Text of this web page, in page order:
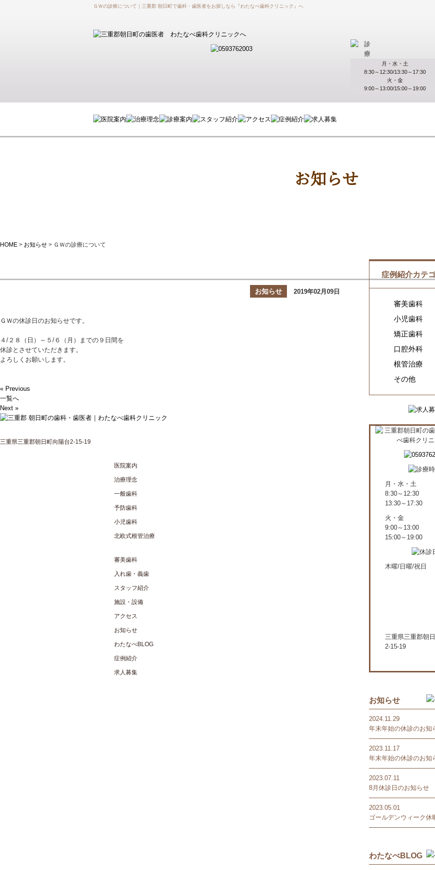
ＧＷの診療について｜三重郡 朝日町で歯科・歯医者をお探しなら『わたなべ歯科クリニック』へ
月・水・土
8:30～12:30/13:30～17:30
火・金
9:00～13:00/15:00～19:00
お知らせ
HOME > お知らせ > ＧＷの診療について
お知らせ 2019年02月09日
ＧＷの休診日のお知らせです。
４/２８（日）～５/６（月）までの９日間を
休診とさせていただきます。
よろしくお願いします。
« Previous
一覧へ
Next »
症例紹介カテ
審美歯科
小児歯科
矯正歯科
口腔外科
根管治療
その他
月・水・土
8:30～12:30
13:30～17:30
火・金
9:00～13:00
15:00～19:00
木曜/日曜/祝日
三重県三重郡朝
2-15-19
お知らせ
2024.11.29
年末年始の休診のお知
2023.11.17
年末年始の休診のお知
2023.07.11
8月休診日のお知らせ
2023.05.01
ゴールデンウィーク休
わたなべBLOG
三重県三重郡朝日町向陽台2-15-19
医院案内
治療理念
一般歯科
予防歯科
小児歯科
北欧式根管治療
審美歯科
入れ歯・義歯
スタッフ紹介
施設・設備
アクセス
お知らせ
わたなべBLOG
症例紹介
求人募集